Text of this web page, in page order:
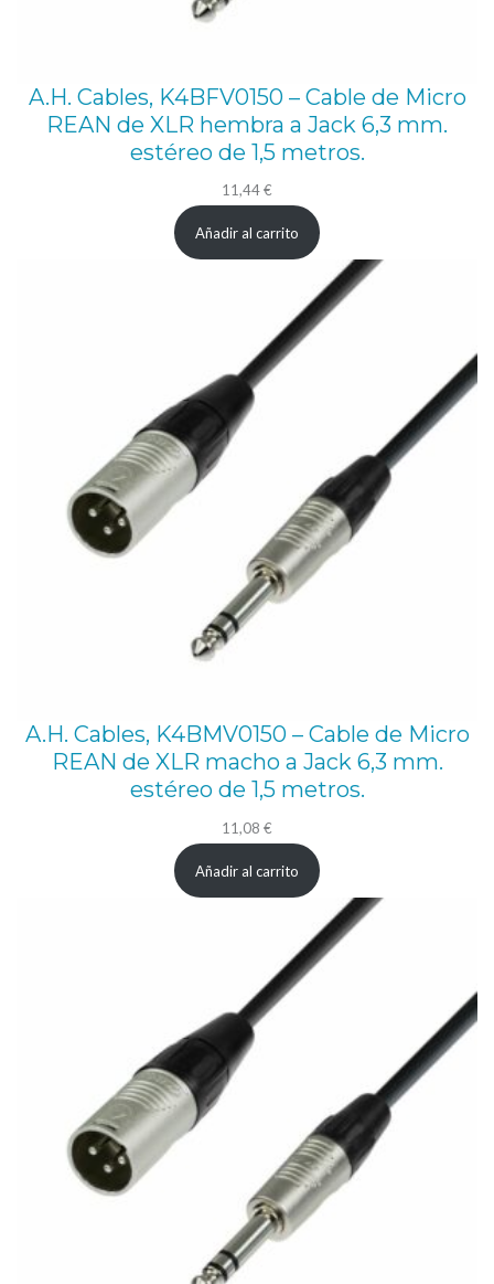
A.H. Cables, K4BFV0150 – Cable de Micro
REAN de XLR hembra a Jack 6,3 mm.
estéreo de 1,5 metros.
11,44€
Añadir al carrito
A.H. Cables, K4BMV0150 – Cable de Micro
REAN de XLR macho a Jack 6,3 mm.
estéreo de 1,5 metros.
11,08 €
Añadir al carrito